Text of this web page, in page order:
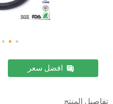
افضل سعر
تفاصيل المنتج